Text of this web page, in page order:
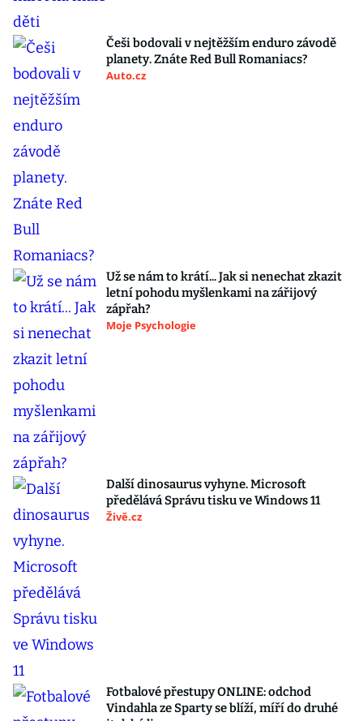
Češi bodovali v nejtěžším enduro závodě
planety. Znáte Red Bull Romaniacs?
Auto.cz
Už se nám to krátí... Jak si nenechat zkazit
letní pohodu myšlenkami na zářijový
zápřah?
Moje Psychologie
Další dinosaurus vyhyne. Microsoft
předělává Správu tisku ve Windows 11
Živě.cz
Fotbalové přestupy ONLINE: odchod
Vindahla ze Sparty se blíží, míří do druhé